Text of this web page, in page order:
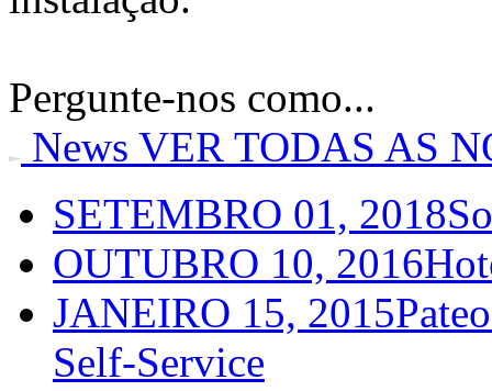
Pergunte-nos como...
News VER TODAS AS
SETEMBRO 01, 2018
OUTUBRO 10, 2016
JANEIRO 15, 2015
Self-Service